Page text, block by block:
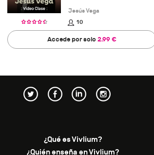
Jesús Vega
10
Accede por solo2.99 €
¿Qué es Vivlium?
¿Quién enseña en Vivlium?